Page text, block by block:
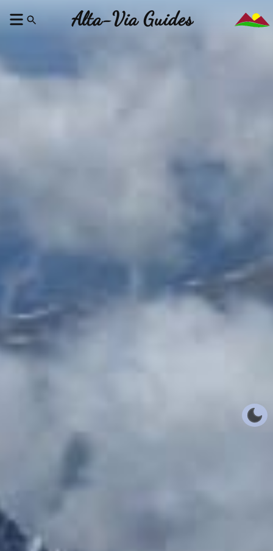
Alta-Via Guides